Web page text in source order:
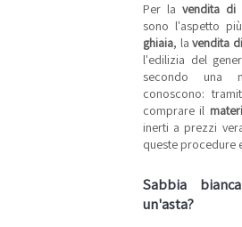
Per lavendita di
sono l'aspetto
ghiaia, lavendita
l'edilizia del
secondo una
conoscono:
comprare il
inerti a prezzi
queste procedure
Sabbia
un'asta?